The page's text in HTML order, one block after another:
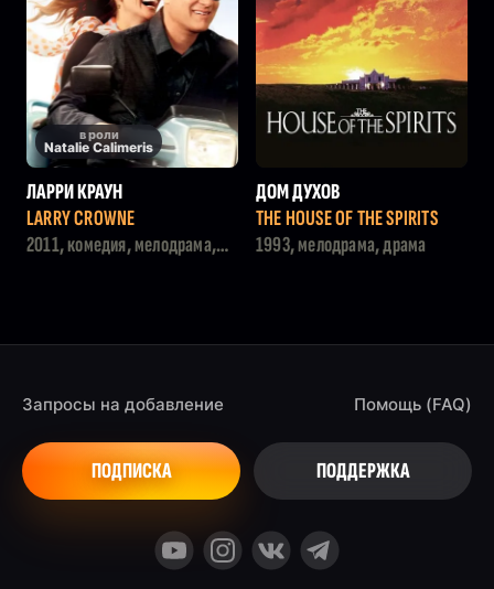
в роли
Natalie Calimeris
ЛАРРИ КРАУН
LARRY CROWNE
2011, комедия, мелодрама,
ДОМ ДУХОВ
THE HOUSE OF THE SPIRITS
1993, мелодрама, драма
Запросы на добавление
ПОДПИСКА
Помощь (FAQ)
ПОДДЕРЖКА